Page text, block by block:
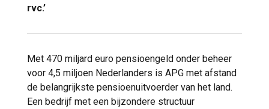
rvc.’
Met 470 miljard euro pensioengeld onder beheer
voor 4,5 miljoen Nederlanders is APG met afstand
de belangrijkste pensioenuitvoerder van het land.
Een bedrijf met een bijzondere structuur